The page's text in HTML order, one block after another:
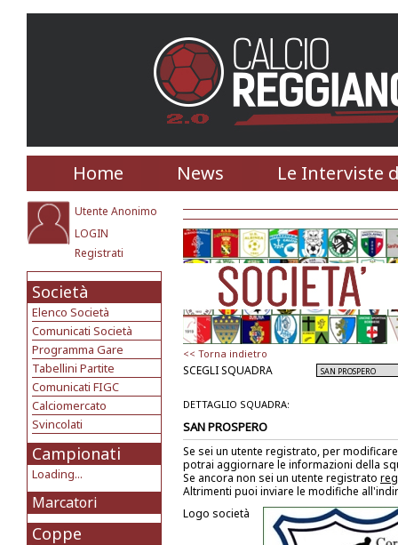
Home News Le Interviste
Utente Anonimo
LOGIN
Registrati
Società
Elenco Società
Comunicati Società
Programma Gare
Tabellini Partite
Comunicati FIGC
Calciomercato
Svincolati
Campionati
Loading...
Marcatori
Coppe
<< Torna indietro
SCEGLI SQUADRA
DETTAGLIO SQUADRA:
SAN PROSPERO
Se sei un utente registrato, per
potrai aggiornare le informazioni della
Se ancora non sei un utente registrato
Altrimenti puoi inviare le modifiche
Logo società